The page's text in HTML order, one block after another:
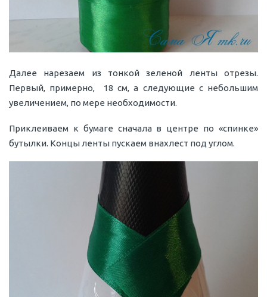
Далее нарезаем из тонкой зеленой ленты отрезы.
Первый, примерно, 18 см, а следующие с небольшим
увеличением, по мере необходимости.
Приклеиваем к бумаге сначала в центре по «спинке»
бутылки. Концы ленты пускаем внахлест под углом.